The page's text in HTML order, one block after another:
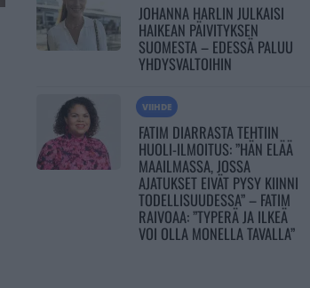
JOHANNA HARLIN JULKAISI
HAIKEAN PÄIVITYKSEN
SUOMESTA – EDESSÄ PALUU
YHDYSVALTOIHIN
VIIHDE
FATIM DIARRASTA TEHTIIN
HUOLI-ILMOITUS: ”HÄN ELÄÄ
MAAILMASSA, JOSSA
AJATUKSET EIVÄT PYSY KIINNI
TODELLISUUDESSA” – FATIM
RAIVOAA: ”TYPERÄ JA ILKEÄ
VOI OLLA MONELLA TAVALLA”